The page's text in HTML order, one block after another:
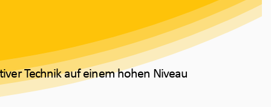
Technik auf einem hohen Niveau